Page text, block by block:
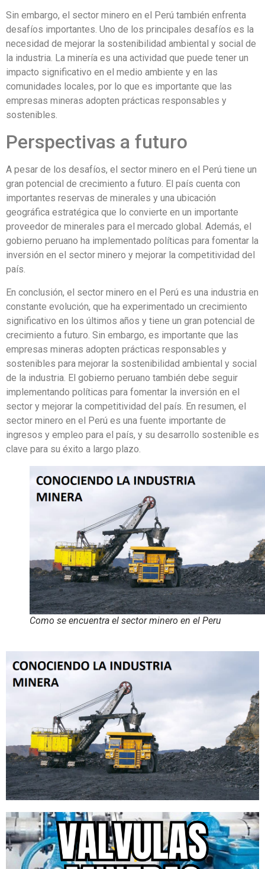
Sin embargo, el sector minero en el Perú también enfrenta
desafíos importantes. Uno de los principales desafíos es la
necesidad de mejorar la sostenibilidad ambiental y social de
la industria. La minería es una actividad que puede tener un
impacto significativo en el medio ambiente y en las
comunidades locales, por lo que es importante que las
empresas mineras adopten prácticas responsables y
sostenibles.
Perspectivas a futuro
A pesar de los desafíos, el sector minero en el Perú tiene un
gran potencial de crecimiento a futuro. El país cuenta con
importantes reservas de minerales y una ubicación
geográfica estratégica que lo convierte en un importante
proveedor de minerales para el mercado global. Además, el
gobierno peruano ha implementado políticas para fomentar la
inversión en el sector minero y mejorar la competitividad del
país.
En conclusión, el sector minero en el Perú es una industria en
constante evolución, que ha experimentado un crecimiento
significativo en los últimos años y tiene un gran potencial de
crecimiento a futuro. Sin embargo, es importante que las
empresas mineras adopten prácticas responsables y
sostenibles para mejorar la sostenibilidad ambiental y social
de la industria. El gobierno peruano también debe seguir
implementando políticas para fomentar la inversión en el
sector y mejorar la competitividad del país. En resumen, el
sector minero en el Perú es una fuente importante de
ingresos y empleo para el país, y su desarrollo sostenible es
clave para su éxito a largo plazo.
Como se encuentra el sector minero en el Peru